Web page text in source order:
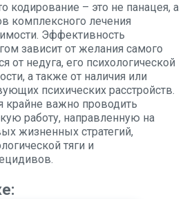
кодирование – это не панацея, а
комплексного лечения
Эффективность
зависит от желания самого
от недуга, его психологической
а также от наличия или
психических расстройств.
крайне важно проводить
работу, направленную на
жизненных стратегий,
тяги и